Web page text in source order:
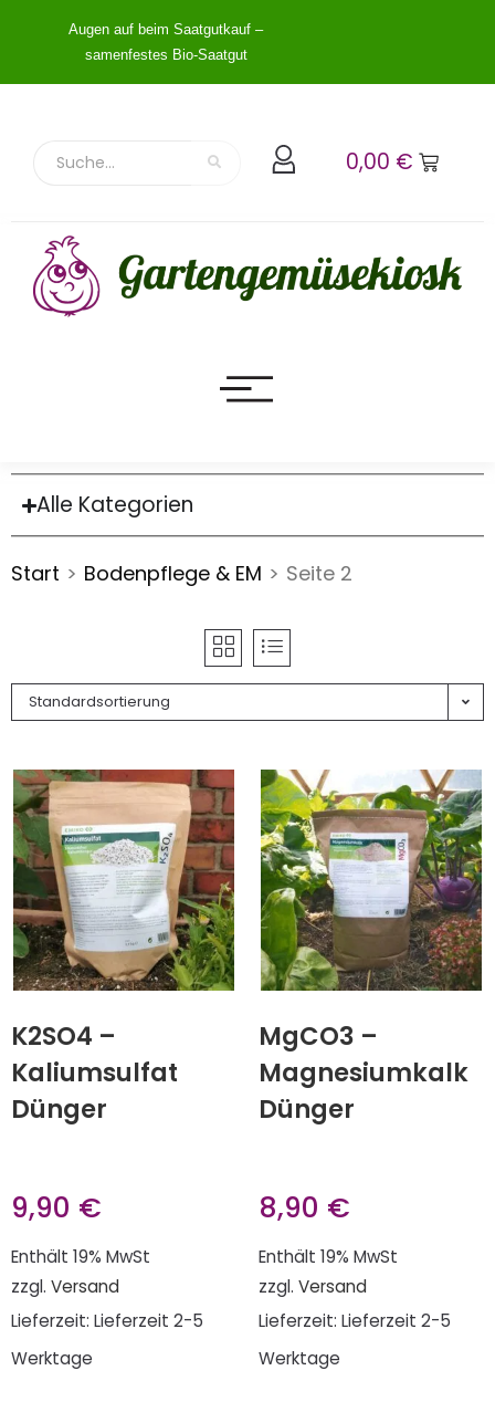
Augen auf beim Saatgutkauf –
samenfestes Bio-Saatgut
0,00 €
Alle Kategorien
Start > Bodenpflege & EM > Seite 2
Standardsortierung
K2SO4 –
Kaliumsulfat
Dünger
9,90 €
Enthält 19% MwSt
zzgl. Versand
Lieferzeit: Lieferzeit 2-5
Werktage
MgCO3 –
Magnesiumkalk
Dünger
8,90 €
Enthält 19% MwSt
zzgl. Versand
Lieferzeit: Lieferzeit 2-5
Werktage